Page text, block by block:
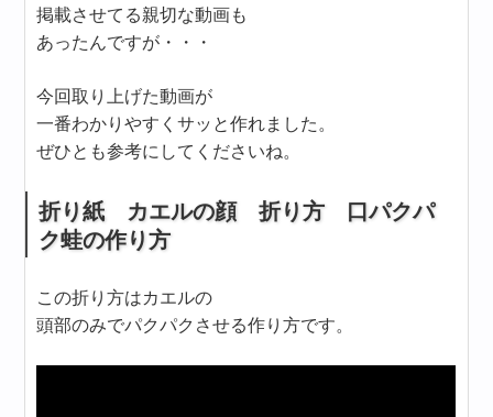
掲載させてる親切な動画も
あったんですが・・・
今回取り上げた動画が
一番わかりやすくサッと作れました。
ぜひとも参考にしてくださいね。
折り紙 カエルの顔 折り方 口パクパ
ク蛙の作り方
この折り方はカエルの
頭部のみでパクパクさせる作り方です。